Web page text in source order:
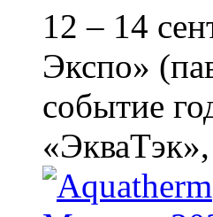
12 – 14
Экспо»
событие